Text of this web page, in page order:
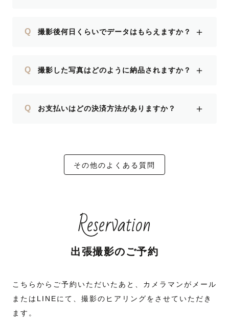
Q 撮影後何日くらいでデータはもらえますか？ ＋
Q 撮影した写真はどのように納品されますか？ ＋
Q お支払いはどの決済方法がありますか？ ＋
その他のよくある質問
Reservation
出張撮影のご予約
こちらからご予約いただいたあと、カメラマンがメール
またはLINEにて、撮影のヒアリングをさせていただき
ます。